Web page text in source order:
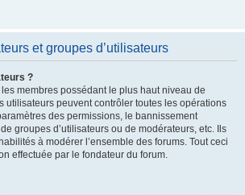
et groupes d’utilisateurs
?
membres possédant le plus haut niveau de
utilisateurs peuvent contrôler toutes les opérations
des permissions, le bannissement
groupes d’utilisateurs ou de modérateurs, etc. Ils
à modérer l’ensemble des forums. Tout ceci
effectuée par le fondateur du forum.